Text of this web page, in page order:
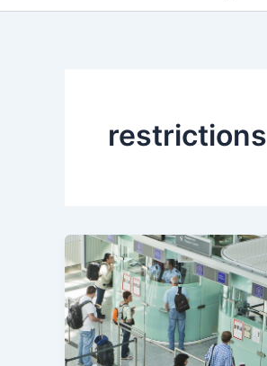
restrictions